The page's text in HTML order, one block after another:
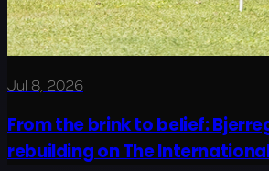
Jul 8, 2026
From the brink to belief:
rebuilding on The